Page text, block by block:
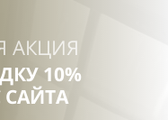
АКЦИЯ
10%
САЙТА